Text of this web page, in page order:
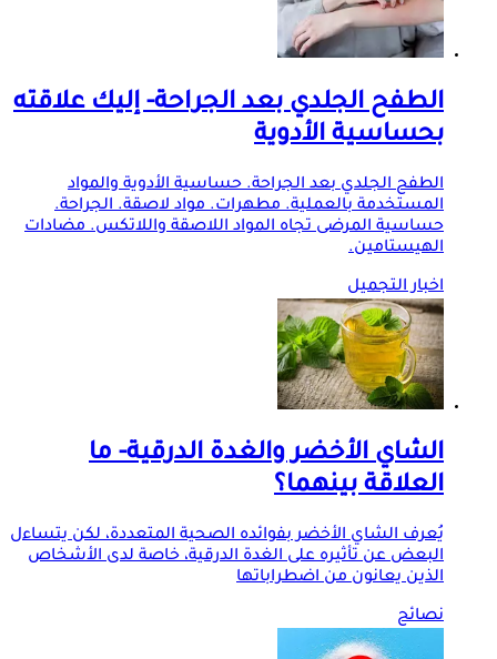
الطفح الجلدي بعد الجراحة- إليك علاقته
بحساسية الأدوية
الطفح الجلدي بعد الجراحة. حساسية الأدوية والمواد
المستخدمة بالعملية. مطهرات. مواد لاصقة. الجراحة.
حساسية المرضى تجاه المواد اللاصقة واللاتكس. مضادات
الهيستامين.
اخبار التجميل
الشاي الأخضر والغدة الدرقية- ما
العلاقة بينهما؟
يُعرف الشاي الأخضر بفوائده الصحية المتعددة، لكن يتساءل
البعض عن تأثيره على الغدة الدرقية، خاصة لدى الأشخاص
الذين يعانون من اضطراباتها
نصائح